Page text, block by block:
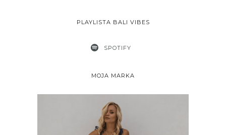
PLAYLISTA BALI VIBES
SPOTIFY
MOJA MARKA